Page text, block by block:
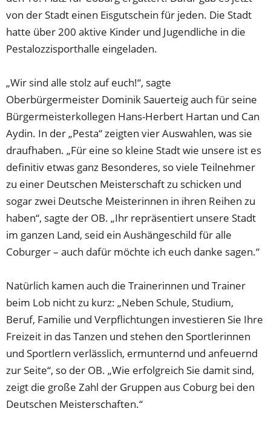
von der Stadt einen Eisgutschein für jeden. Die Stadt
hatte über 200 aktive Kinder und Jugendliche in die
Pestalozzisporthalle eingeladen.
„Wir sind alle stolz auf euch!“, sagte
Oberbürgermeister Dominik Sauerteig auch für seine
Bürgermeisterkollegen Hans-Herbert Hartan und Can
Aydin. In der „Pesta“ zeigten vier Auswahlen, was sie
draufhaben. „Für eine so kleine Stadt wie unsere ist es
definitiv etwas ganz Besonderes, so viele Teilnehmer
zu einer Deutschen Meisterschaft zu schicken und
sogar zwei Deutsche Meisterinnen in ihren Reihen zu
haben“, sagte der OB. „Ihr repräsentiert unsere Stadt
im ganzen Land, seid ein Aushängeschild für alle
Coburger – auch dafür möchte ich euch danke sagen.“
Natürlich kamen auch die Trainerinnen und Trainer
beim Lob nicht zu kurz: „Neben Schule, Studium,
Beruf, Familie und Verpflichtungen investieren Sie Ihre
Freizeit in das Tanzen und stehen den Sportlerinnen
und Sportlern verlässlich, ermunternd und anfeuernd
zur Seite“, so der OB. „Wie erfolgreich Sie damit sind,
zeigt die große Zahl der Gruppen aus Coburg bei den
Deutschen Meisterschaften.“